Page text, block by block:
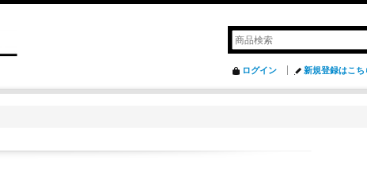
ログイン 新規登録はこち